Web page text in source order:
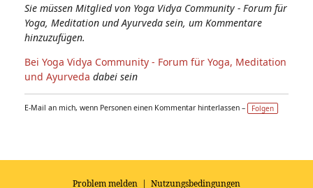
Sie müssen Mitglied von Yoga Vidya Community - Forum für
Yoga, Meditation und Ayurveda sein, um Kommentare
hinzuzufügen.
Bei Yoga Vidya Community - Forum für Yoga, Meditation
und Ayurveda dabei sein
E-Mail an mich, wenn Personen einen Kommentar hinterlassen – Folgen
Problem melden | Nutzungsbedingungen